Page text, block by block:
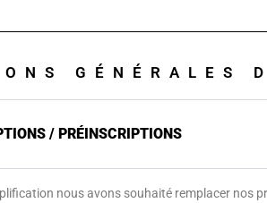
GÉNÉRALES
/ PRÉINSCRIPTIONS
nous avons souhaité remplacer nos